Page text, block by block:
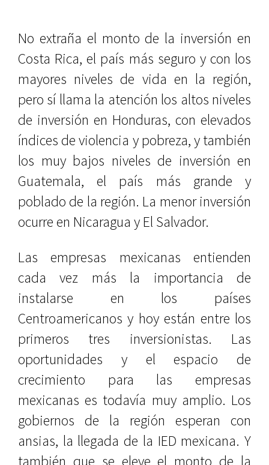
No extraña el monto de la inversión en
Costa Rica, el país más seguro y con los
mayores niveles de vida en la región,
pero sí llama la atención los altos niveles
de inversión en Honduras, con elevados
índices de violencia y pobreza, y también
los muy bajos niveles de inversión en
Guatemala, el país más grande y
poblado de la región. La menor inversión
ocurre en Nicaragua y El Salvador.
Las empresas mexicanas entienden
cada vez más la importancia de
instalarse en los países
Centroamericanos y hoy están entre los
primeros tres inversionistas. Las
oportunidades y el espacio de
crecimiento para las empresas
mexicanas es todavía muy amplio. Los
gobiernos de la región esperan con
ansias, la llegada de la IED mexicana. Y
también que se eleve el monto de la